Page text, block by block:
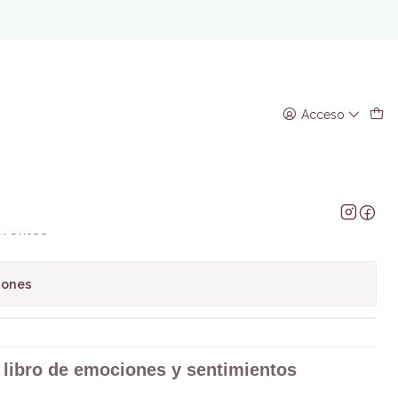
Acceso
emociones y
de emociones y sentimientos